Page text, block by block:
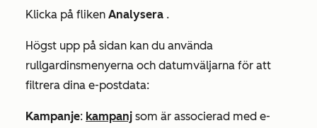
Klicka på fliken Analysera .
Högst upp på sidan kan du använda
rullgardinsmenyerna och datumväljarna för att
filtrera dina e-postdata:
Kampanje: kampanj som är associerad med e-